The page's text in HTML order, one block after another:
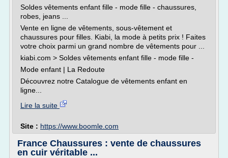
Soldes vêtements enfant fille - mode fille - chaussures,
robes, jeans ...
Vente en ligne de vêtements, sous-vêtement et
chaussures pour filles. Kiabi, la mode à petits prix ! Faites
votre choix parmi un grand nombre de vêtements pour ...
kiabi.com > Soldes vêtements enfant fille - mode fille -
Mode enfant | La Redoute
Découvrez notre Catalogue de vêtements enfant en
ligne...
Lire la suite
Site : https://www.boomle.com
France Chaussures : vente de chaussures
en cuir véritable ...